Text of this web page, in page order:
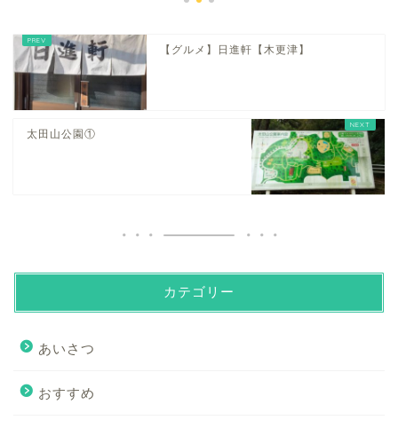
【グルメ】日進軒【木更津】
太田山公園①
カテゴリー
あいさつ
おすすめ